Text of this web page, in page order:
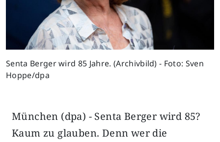
Senta Berger wird 85 Jahre. (Archivbild) - Foto: Sven
Hoppe/dpa
München (dpa) - Senta Berger wird 85?
Kaum zu glauben. Denn wer die